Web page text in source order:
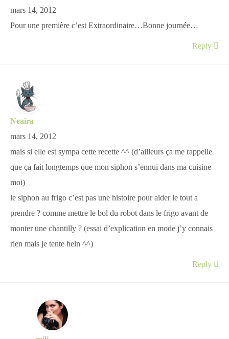
mars 14, 2012
Pour une première c’est Extraordinaire…Bonne journée…
Reply
Neaira
mars 14, 2012
mais si elle est sympa cette recette ^^ (d’ailleurs ça me rappelle
que ça fait longtemps que mon siphon s’ennui dans ma cuisine
moi)
le siphon au frigo c’est pas une histoire pour aider le tout a
prendre ? comme mettre le bol du robot dans le frigo avant de
monter une chantilly ? (essai d’explication en mode j’y connais
rien mais je tente hein ^^)
Reply